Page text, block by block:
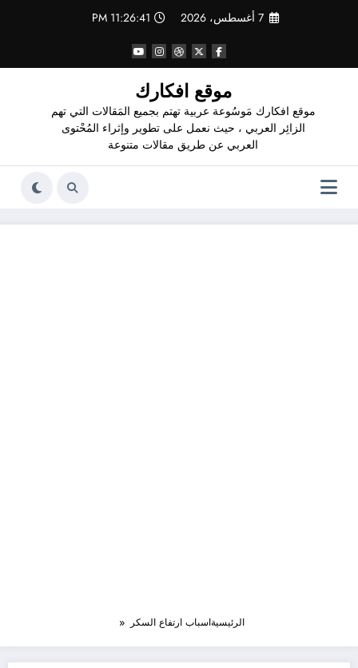
7 أغسطس، 2026 11:26:41 PM
موقع افكارك
موقع افكارك مَوسُوعة عربية تهتم بجميع المَقالات التي تهم
الزائِر العربي ، حيث نعمل على تطوير وإثراء المُحْتوى
العربي عن طريق مقالات متنوعة
الرئيسيةاسباب ارتفاع السكر